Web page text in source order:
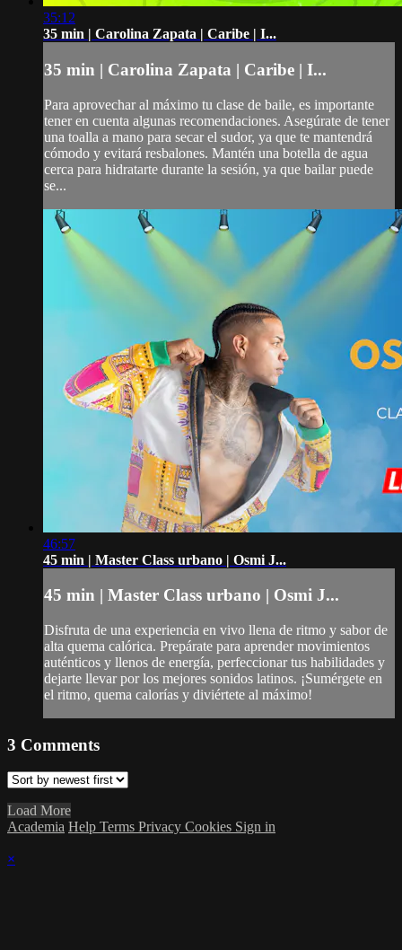
35:12
35 min | Carolina Zapata | Caribe | I...
35 min | Carolina Zapata | Caribe | I...
Para aprovechar al máximo tu clase de baile, es importante
tener en cuenta algunas recomendaciones. Asegúrate de tener
una toalla a mano para secar el sudor, ya que te mantendrá
cómodo y evitará resbalones. Mantén una botella de agua
cerca para hidratarte durante la sesión, ya que bailar puede
se...
46:57
45 min | Master Class urbano | Osmi J...
45 min | Master Class urbano | Osmi J...
Disfruta de una experiencia en vivo llena de ritmo y sabor de
alta quema calórica. Prepárate para aprender movimientos
auténticos y llenos de energía, perfeccionar tus habilidades y
dejarte llevar por los mejores sonidos latinos. ¡Sumérgete en
el ritmo, quema calorías y diviértete al máximo!
3 Comments
Load More
Academia Help Terms Privacy Cookies Sign in
×